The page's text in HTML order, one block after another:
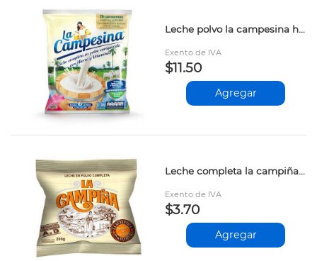
Leche polvo la campesina hierro 800gr 12500552
Exento de IVA
$11.50
Agregar
Leche completa la campiña 200gr
Exento de IVA
$3.70
Agregar